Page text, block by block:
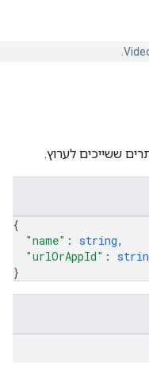
ששייכים לערוץ.
{
"name" : string,
"urlOrAppId" :
}